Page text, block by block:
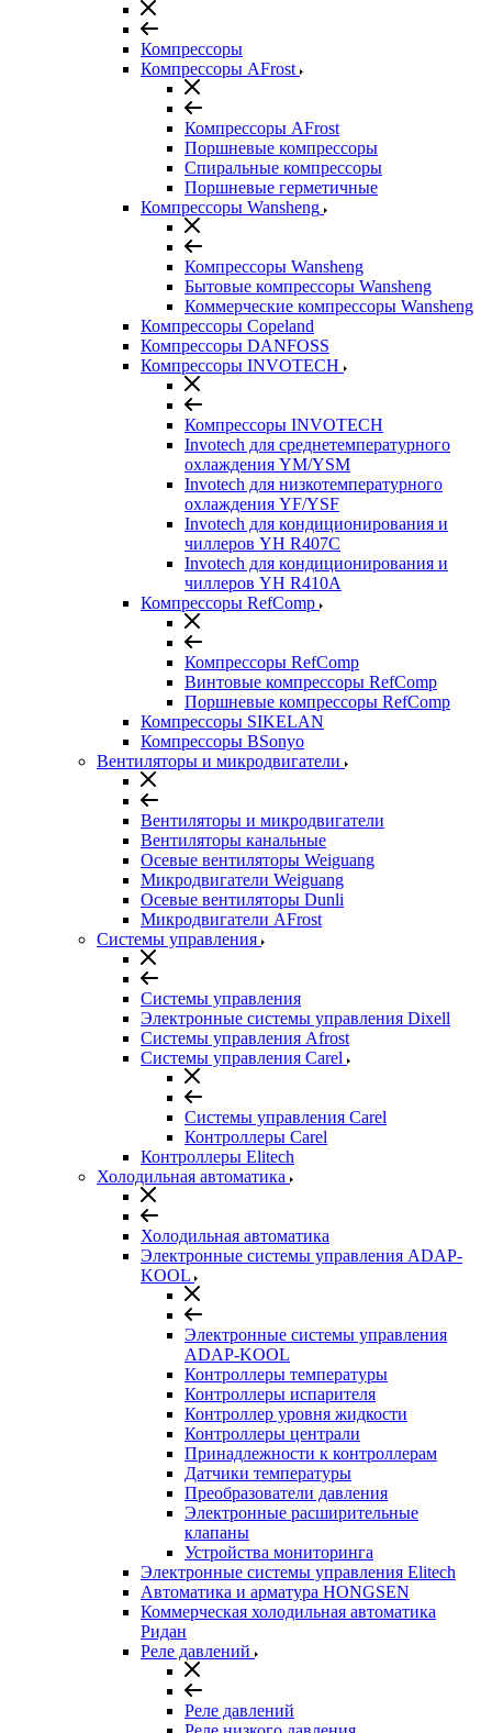
Компрессоры
Компрессоры AFrost
Компрессоры AFrost
Поршневые компрессоры
Спиральные компрессоры
Поршневые герметичные
Компрессоры Wansheng
Компрессоры Wansheng
Бытовые компрессоры Wansheng
Коммерческие компрессоры Wansheng
Компрессоры Copeland
Компрессоры DANFOSS
Компрессоры INVOTECH
Компрессоры INVOTECH
Invotech для среднетемпературного
охлаждения YM/YSM
Invotech для низкотемпературного
охлаждения YF/YSF
Invotech для кондиционирования и
чиллеров YH R407C
Invotech для кондиционирования и
чиллеров YH R410A
Компрессоры RefComp
Компрессоры RefComp
Винтовые компрессоры RefComp
Поршневые компрессоры RefComp
Компрессоры SIKELAN
Компрессоры BSonyo
Вентиляторы и микродвигатели
Вентиляторы и микродвигатели
Вентиляторы канальные
Осевые вентиляторы Weiguang
Микродвигатели Weiguang
Осевые вентиляторы Dunli
Микродвигатели AFrost
Системы управления
Системы управления
Электронные системы управления Dixell
Системы управления Afrost
Системы управления Carel
Системы управления Carel
Контроллеры Carel
Контроллеры Elitech
Холодильная автоматика
Холодильная автоматика
Электронные системы управления ADAP-
KOOL
Электронные системы управления
ADAP-KOOL
Контроллеры температуры
Контроллеры испарителя
Контроллер уровня жидкости
Контроллеры централи
Принадлежности к контроллерам
Датчики температуры
Преобразователи давления
Электронные расширительные
клапаны
Устройства мониторинга
Электронные системы управления Elitech
Автоматика и арматура HONGSEN
Коммерческая холодильная автоматика
Ридан
Реле давлений
Реле давлений